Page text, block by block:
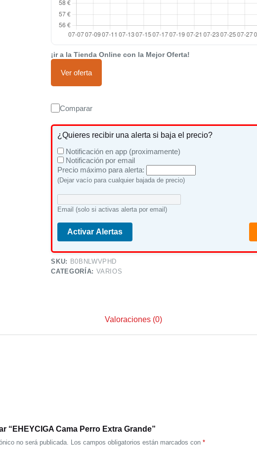
¡ir a la Tienda Online con la Mejor Oferta!
Ver oferta
Comparar
¿Quieres recibir una alerta si baja el precio?
Notificación en app (proximamente)
Notificación por email
Precio máximo para alerta:
(Dejar vacío para cualquier bajada de precio)
Email (solo si activas alerta por email)
Activar Alertas
SKU: B0BNLWVPHD
CATEGORÍA: VARIOS
Valoraciones (0)
“EHEYCIGA Cama Perro Extra Grande”
no será publicada. Los campos obligatorios están marcados con *